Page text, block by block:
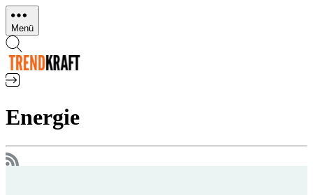
Direkt
zum
Inhalt
Menü
Energie